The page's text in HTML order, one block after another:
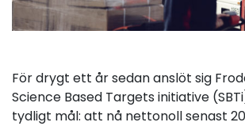
För drygt ett år sedan anslöt sig
Science Based Targets initiative
tydligt mål: att nå nettonoll senast